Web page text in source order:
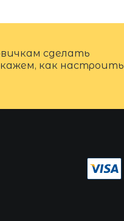
сделать
как настроить